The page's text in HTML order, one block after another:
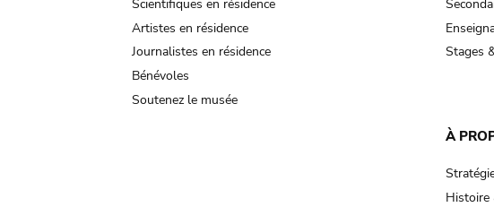
Scientifiques en résidence
Artistes en résidence
Journalistes en résidence
Bénévoles
Soutenez le musée
Stages
À
Histoire